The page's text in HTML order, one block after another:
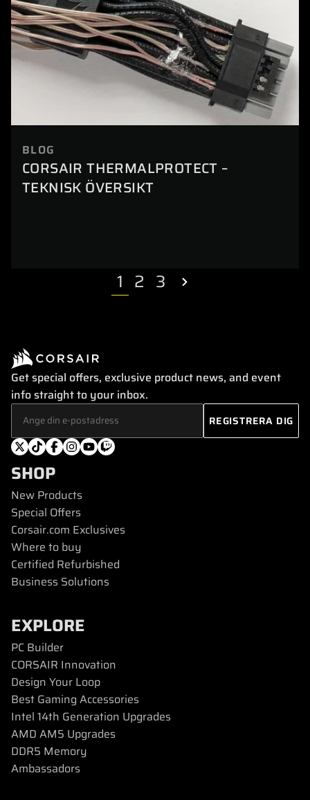
BLOG
CORSAIR THERMALPROTECT –
TEKNISK ÖVERSIKT
1 2 3
Get special offers, exclusive product news, and event
info straight to your inbox.
SHOP
New Products
Special Offers
Corsair.com Exclusives
Where to buy
Certified Refurbished
Business Solutions
EXPLORE
PC Builder
CORSAIR Innovation
Design Your Loop
Best Gaming Accessories
Intel 14th Generation Upgrades
AMD AM5 Upgrades
DDR5 Memory
Ambassadors